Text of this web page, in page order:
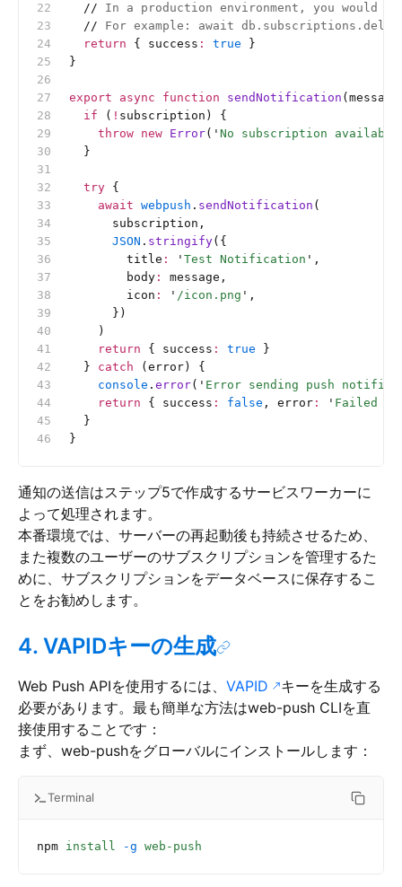
  //
In a production environment, you would
  //
For example: await
  return
{ success : true }
}
export async function sendNotification (message
  if
( ! subscription) {
    throw
new Error( ' No subscription available
  }
  try
{
    await
webpush . sendNotification (
      subscription,
      JSON
. stringify({
        title
: ' Test Notification ' ,
        body
:
message,
        icon
: ' /icon.png ' ,
      })
    )
    return
{ success : true }
  }
catch (error) {
    console
. error( ' Error sending push
    return
{ success : false , error : ' Failed
  }
}
通知の送信はステップ5で作成するサービスワーカーに
よって処理されます。
本番環境では、サーバーの再起動後も持続させるため、
また複数のユーザーのサブスクリプションを管理するた
めに、サブスクリプションをデータベースに保存するこ
とをお勧めします。
4. VAPIDキーの生成
Web Push APIを使用するには、 VAPID
キーを生成する
必要があります。最も簡単な方法はweb-push CLIを直
接使用することです：
まず、web-pushをグローバルにインストールします：
Terminal
npm install -g web-push